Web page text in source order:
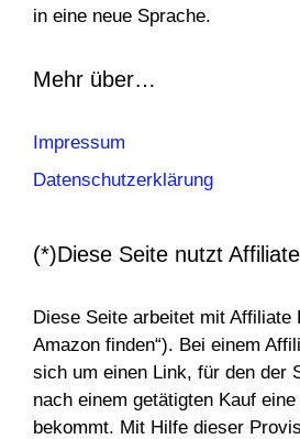
in eine neue Sprache.
Mehr über…
Impressum
Datenschutzerklärung
(*)Diese Seite nutzt
Diese Seite arbeitet mit Affiliate
Amazon finden“). Bei einem
sich um einen Link, für den der
nach einem getätigten Kauf
bekommt. Mit Hilfe dieser